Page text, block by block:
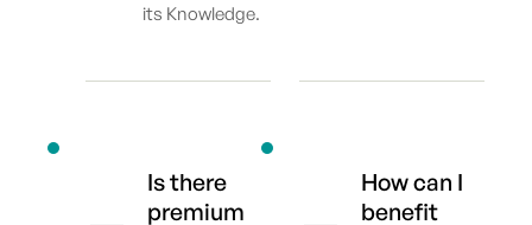
its Knowledge.
Is there
premium
How can I
benefit